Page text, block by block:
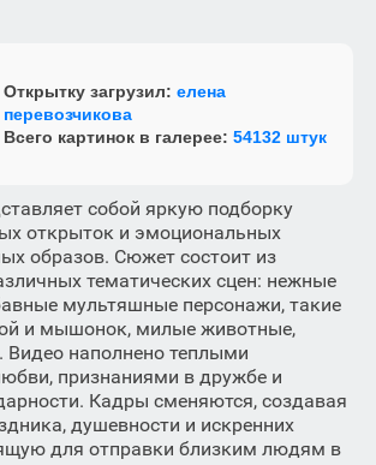
Открытку загрузил: елена
перевозчикова
Всего картинок в галерее: 54132 штук
собой яркую подборку
открыток и эмоциональных
образов. Сюжет состоит из
тематических сцен: нежные
мультяшные персонажи, такие
и мышонок, милые животные,
Видео наполнено теплыми
признаниями в дружбе и
Кадры сменяются, создавая
душевности и искренних
для отправки близким людям в